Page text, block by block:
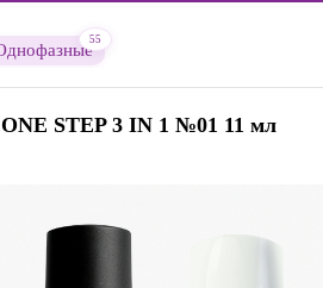
55
STEP 3 IN 1 №01 11 мл